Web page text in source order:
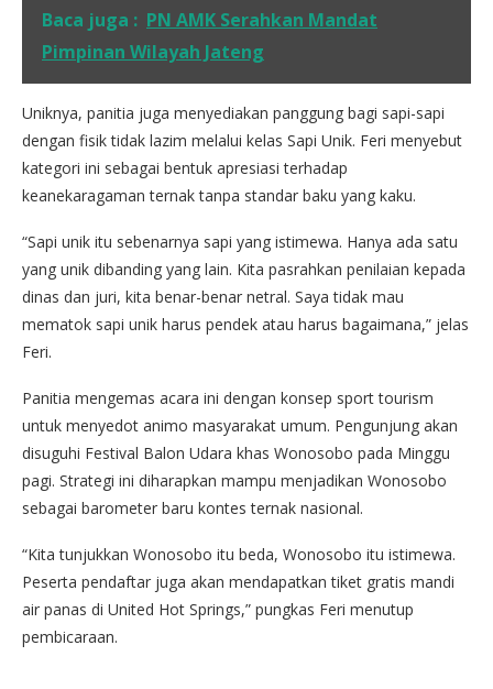
Baca juga : PN AMK Serahkan Mandat
Pimpinan Wilayah Jateng
Uniknya, panitia juga menyediakan panggung bagi sapi-sapi
dengan fisik tidak lazim melalui kelas Sapi Unik. Feri menyebut
kategori ini sebagai bentuk apresiasi terhadap
keanekaragaman ternak tanpa standar baku yang kaku.
“Sapi unik itu sebenarnya sapi yang istimewa. Hanya ada satu
yang unik dibanding yang lain. Kita pasrahkan penilaian kepada
dinas dan juri, kita benar-benar netral. Saya tidak mau
mematok sapi unik harus pendek atau harus bagaimana,” jelas
Feri.
Panitia mengemas acara ini dengan konsep sport tourism
untuk menyedot animo masyarakat umum. Pengunjung akan
disuguhi Festival Balon Udara khas Wonosobo pada Minggu
pagi. Strategi ini diharapkan mampu menjadikan Wonosobo
sebagai barometer baru kontes ternak nasional.
“Kita tunjukkan Wonosobo itu beda, Wonosobo itu istimewa.
Peserta pendaftar juga akan mendapatkan tiket gratis mandi
air panas di United Hot Springs,” pungkas Feri menutup
pembicaraan.